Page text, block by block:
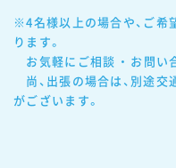
※4名様以上の場合や、ご希
ります。
お気軽にご相談 ・ お問い
尚、出張の場合は、別途交
がございます。